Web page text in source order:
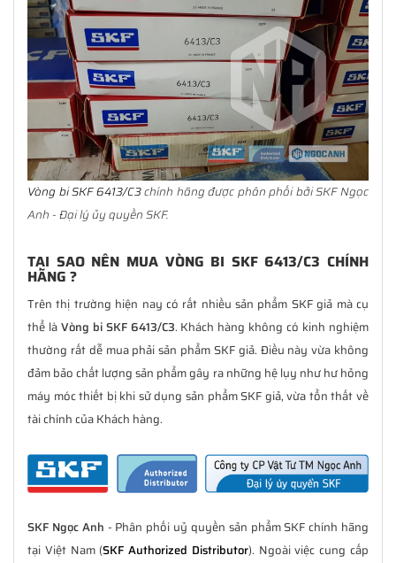
Vòng bi SKF 6413/C3chính hãng được phân phối bởi SKF Ngọc
Anh - Đại lý ủy quyền SKF.
TẠI SAO NÊN MUA VÒNG BI SKF 6413/C3 CHÍNH
HÃNG ?
Trên thị trường hiện nay có rất nhiều sản phẩm SKF giả mà cụ
thể làVòng bi SKF 6413/C3. Khách hàng không có kinh nghiệm
thường rất dễ mua phải sản phẩm SKF giả. Điều này vừa không
đảm bảo chất lượng sản phẩm gây ra những hệ lụy như hư hỏng
máy móc thiết bị khi sử dụng sản phẩm SKF giả, vừa tổn thất về
tài chính của Khách hàng.
SKF Ngọc Anh - Phân phối uỷ quyền sản phẩm SKF chính hãng
tại Việt Nam (SKF Authorized Distributor). Ngoài việc cung cấp